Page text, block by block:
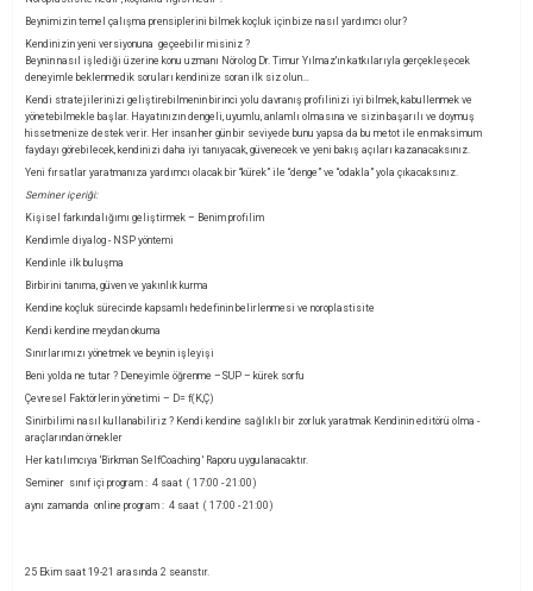
Beynimizin temel çalışma prensiplerini bilmek koçluk için bize nasıl yardımcı olur?
Kendinizin yeni versiyonuna geçeebilir misiniz ?
Beynin nasıl işlediği üzerine konu uzmanı Nörolog Dr. Timur Yılmaz'ın katkılarıyla gerçekleşecek
deneyimle beklenmedik soruları kendinize soran ilk siz olun…
Kendi stratejilerinizi geliştirebilmenin birinci yolu davranış profilinizi iyi bilmek, kabullenmek ve
yönetebilmekle başlar. Hayatınızın dengeli, uyumlu, anlamlı olmasına ve sizin başarılı ve doymuş
hissetmenize destek verir. Her insan her gün bir seviyede bunu yapsa da bu metot ile en maksimum
faydayı görebilecek, kendinizi daha iyi tanıyacak, güvenecek ve yeni bakış açıları kazanacaksınız.
Yeni fırsatlar yaratmanıza yardımcı olacak bir “kürek” ile “denge” ve “odakla” yola çıkacaksınız.
Seminer içeriği:
Kişisel farkındalığımı geliştirmek – Benim profilim
Kendimle diyalog - NSP yöntemi
Kendinle ilk buluşma
Birbirini tanıma, güven ve yakınlık kurma
Kendine koçluk sürecinde kapsamlı hedefinin belirlenmesi ve noroplastisite
Kendi kendine meydan okuma
Sınırlarımızı yönetmek ve beynin işleyişi
Beni yolda ne tutar ? Deneyimle öğrenme –SUP – kürek sorfu
Çevresel Faktörlerin yönetimi – D= f(K,Ç)
Sinirbilimi nasıl kullanabiliriz ? Kendi kendine sağlıklı bir zorluk yaratmak Kendinin editörü olma -
araçlarından örnekler
Her katılımcıya 'Birkman SelfCoaching ' Raporu uygulanacaktır.
Seminer sınıf içi program : 4 saat ( 17:00 - 21:00)
aynı zamanda online program : 4 saat ( 17:00 - 21:00)
25 Ekim saat 19-21 arasında 2 seanstır.